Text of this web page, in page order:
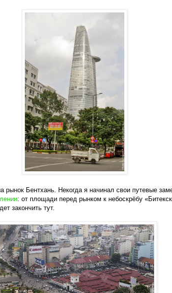
рынок Бентхань. Некогда я начинал свои путевые
: от площади перед рынком к небоскрёбу
закончить тут.